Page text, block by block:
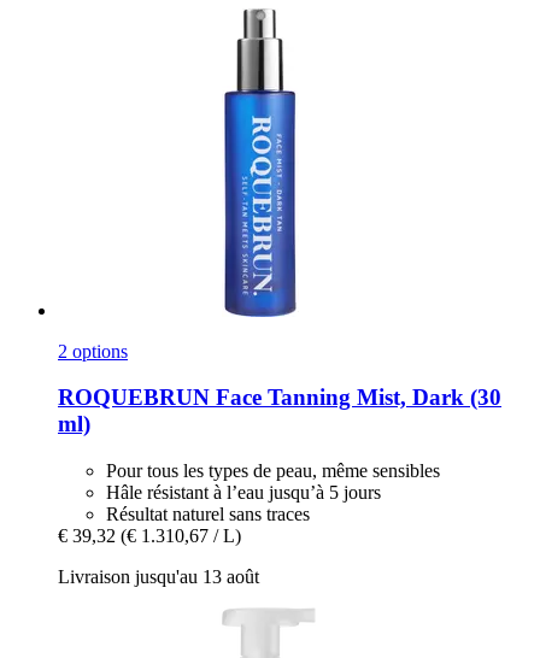
2 options
ROQUEBRUN Face Tanning Mist, Dark (30
ml)
Pour tous les types de peau, même sensibles
Hâle résistant à l’eau jusqu’à 5 jours
Résultat naturel sans traces
€ 39,32 (€ 1.310,67 / L)
Livraison jusqu'au 13 août